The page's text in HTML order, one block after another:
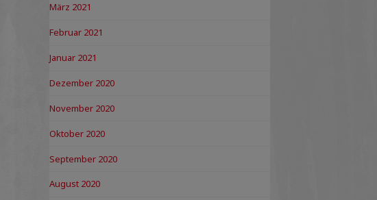
März 2021
Februar 2021
Januar 2021
Dezember 2020
November 2020
Oktober 2020
September 2020
August 2020